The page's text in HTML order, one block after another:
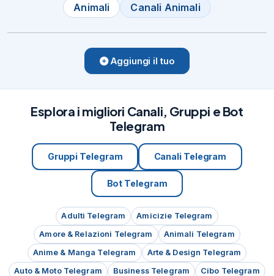
Animali Canali Animali
Aggiungi il tuo
Esplora i migliori Canali, Gruppi e Bot
Telegram
Gruppi Telegram Canali Telegram
Bot Telegram
Adulti Telegram
Amicizie Telegram
Amore & Relazioni Telegram
Animali Telegram
Anime & Manga Telegram
Arte & Design Telegram
Auto & Moto Telegram
Business Telegram
Cibo Telegram